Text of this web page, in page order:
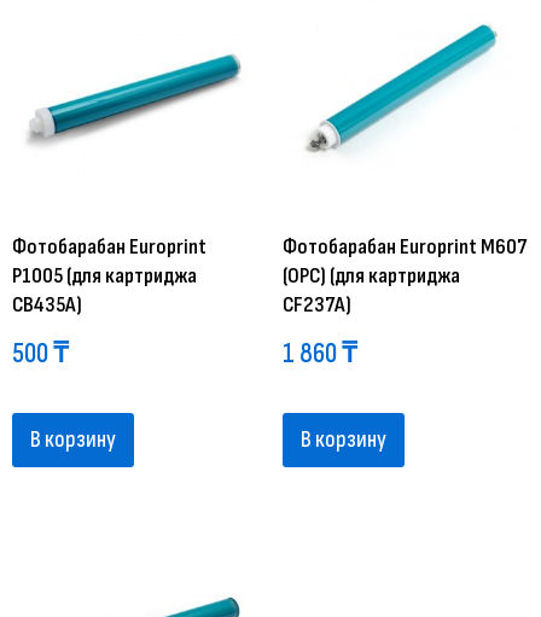
Фотобарабан Europrint
P1005 (для картриджа
CB435A)
500₸
В корзину
Фотобарабан Europrint M607
(OPC) (для картриджа
CF237A)
1 860₸
В корзину